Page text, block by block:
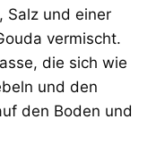
Salz und einer
vermischt.
die sich wie
und den
den Boden und